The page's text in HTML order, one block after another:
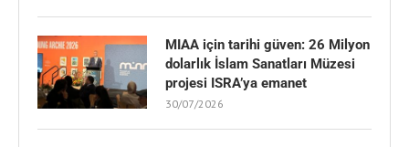
MIAA için tarihi güven: 26 Milyon
dolarlık İslam Sanatları Müzesi
projesi ISRA’ya emanet
30/07/2026